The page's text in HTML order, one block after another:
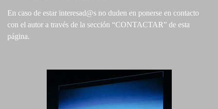
En caso de estar interesad@s no duden en ponerse en contacto
con el autor a través de la sección “CONTACTAR” de esta
página.